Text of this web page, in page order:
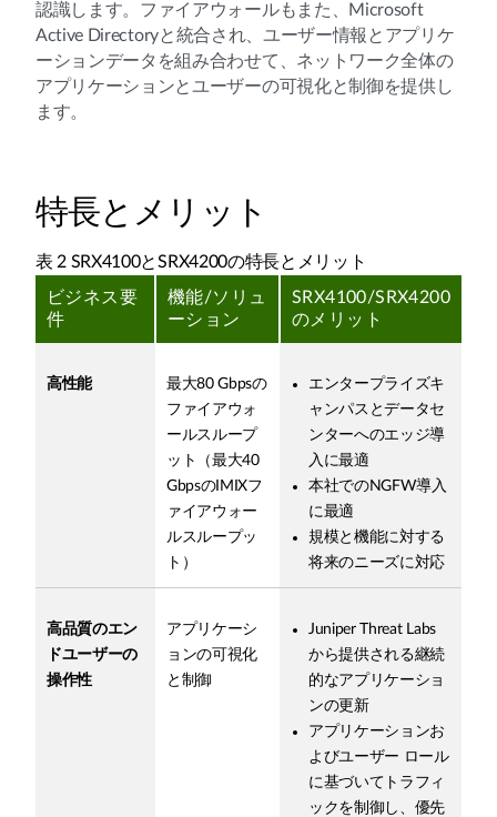
認識します。ファイアウォールもまた、Microsoft
Active Directoryと統合され、ユーザー情報とアプリケ
ーションデータを組み合わせて、ネットワーク全体の
アプリケーションとユーザーの可視化と制御を提供し
ます。
特長とメリット
表 2 SRX4100とSRX4200の特長とメリット
ビジネス要
件
機能/ソリュ
ーション
SRX4100/SRX4200
のメリット
高性能
最大80 Gbpsの
ファイアウォ
ールスループ
ット（最大40
GbpsのIMIXフ
ァイアウォー
ルスループッ
ト）
エンタープライズキ
ャンパスとデータセ
ンターへのエッジ導
入に最適
本社でのNGFW導入
に最適
規模と機能に対する
将来のニーズに対応
高品質のエン
ドユーザーの
操作性
アプリケーシ
ョンの可視化
と制御
Juniper Threat Labs
から提供される継続
的なアプリケーショ
ンの更新
アプリケーションお
よびユーザー ロール
に基づいてトラフィ
ックを制御し、優先